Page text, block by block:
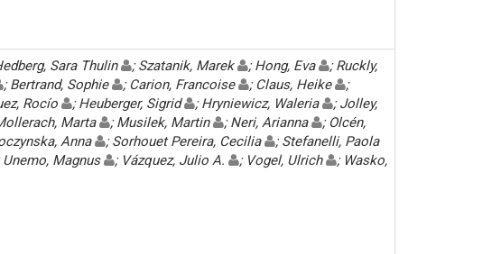
Sara Thulin ; Szatanik, Marek ; Hong, Eva
; Ruckly,
; Bertrand, Sophie ; Carion, Francoise ; Claus, Heike
;
Rocío ; Heuberger, Sigrid ; Hryniewicz, Waleria
; Jolley,
Marta ; Musilek, Martin ; Neri, Arianna
; Olcén,
Anna ; Sorhouet Pereira, Cecilia
; Stefanelli, Paola
Unemo, Magnus ; Vázquez, Julio A. ; Vogel, Ulrich
; Wasko,